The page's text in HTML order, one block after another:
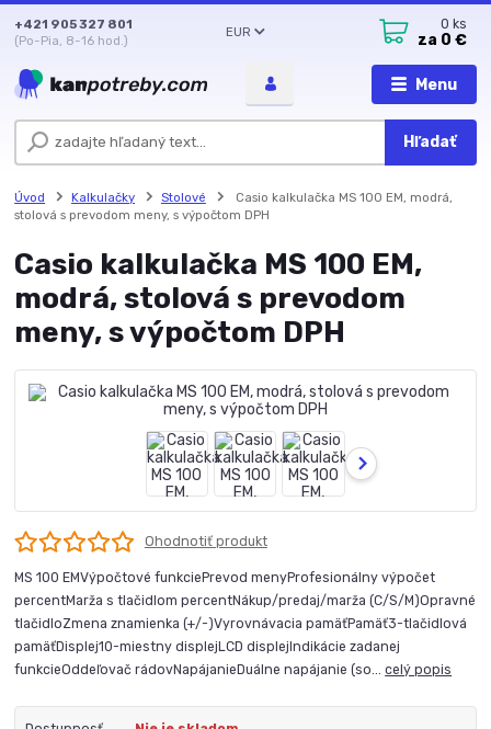
Menu
EUR
Hľadať
+421 905 327 801
(Po-Pia, 8-16 hod.)
0 ks
za 0 €
Úvod Kalkulačky Stolové
Casio kalkulačka MS 100 EM, modrá,
stolová s prevodom meny, s výpočtom DPH
Casio kalkulačka MS 100 EM,
modrá, stolová s prevodom
meny, s výpočtom DPH
Ohodnotiť produkt
MS 100 EMVýpočtové funkciePrevod menyProfesionálny výpočet
percentMarža s tlačidlom percentNákup/predaj/marža (C/S/M)Opravné
tlačidloZmena znamienka (+/-)Vyrovnávacia pamäťPamäť3-tlačidlová
pamäťDisplej10-miestny displejLCD displejIndikácie zadanej
funkcieOddeľovač rádovNapájanieDuálne napájanie (so...celý popis